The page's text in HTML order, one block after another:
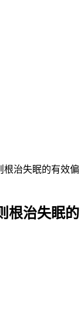
根治失眠的有效偏
根治失眠的